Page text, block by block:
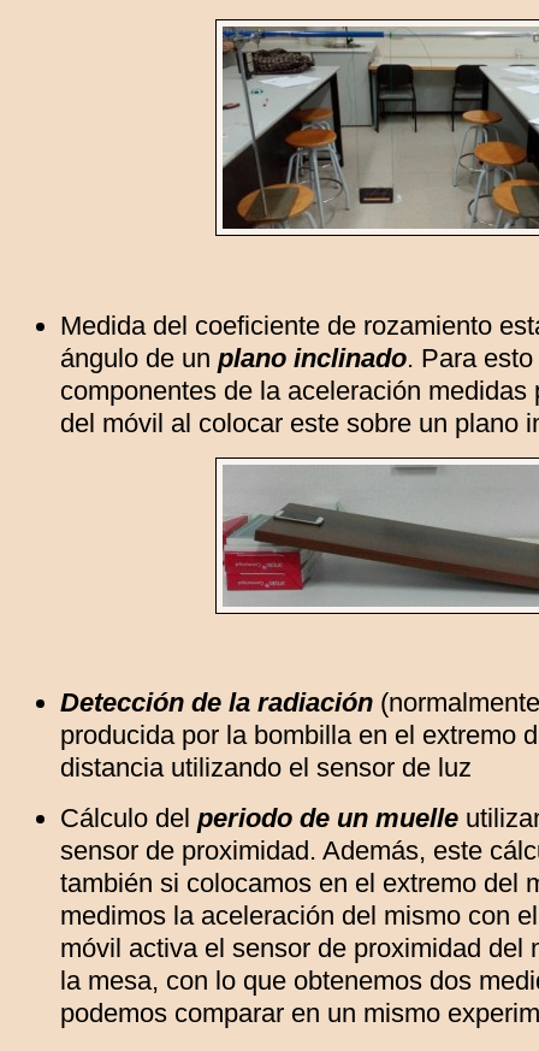
Medida del coeficiente de rozamiento
ángulo de un plano inclinado. Para
componentes de la aceleración medidas
del móvil al colocar este sobre un plano
Detección de la radiación
producida por la bombilla en el extremo
distancia utilizando el sensor de luz
Cálculo del periodo de un muelle
sensor de proximidad. Además, este
también si colocamos en el extremo del
medimos la aceleración del mismo con
móvil activa el sensor de proximidad del
la mesa, con lo que obtenemos dos
podemos comparar en un mismo